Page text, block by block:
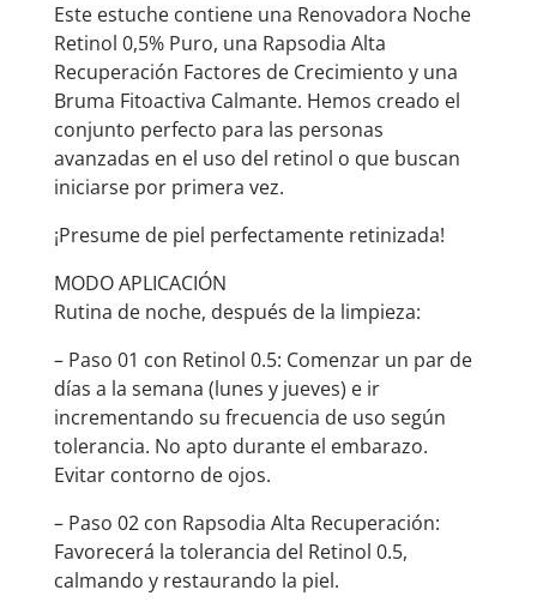
Este estuche contiene una Renovadora Noche
Retinol 0,5% Puro, una Rapsodia Alta
Recuperación Factores de Crecimiento y una
Bruma Fitoactiva Calmante. Hemos creado el
conjunto perfecto para las personas
avanzadas en el uso del retinol o que buscan
iniciarse por primera vez.
¡Presume de piel perfectamente retinizada!
MODO APLICACIÓN
Rutina de noche, después de la limpieza:
– Paso 01 con Retinol 0.5: Comenzar un par de
días a la semana (lunes y jueves) e ir
incrementando su frecuencia de uso según
tolerancia. No apto durante el embarazo.
Evitar contorno de ojos.
– Paso 02 con Rapsodia Alta Recuperación:
Favorecerá la tolerancia del Retinol 0.5,
calmando y restaurando la piel.